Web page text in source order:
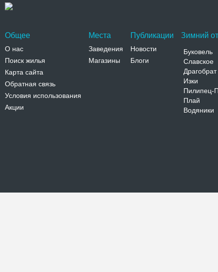
Общее
О нас
Поиск жилья
Карта сайта
Обратная связь
Условия использования
Акции
Места
Заведения
Магазины
Публикации
Новости
Блоги
Зимний
Буковель
Славское
Драгобрат
Изки
Пилипец-
Плай
Водяники